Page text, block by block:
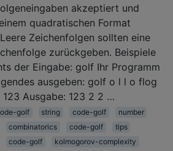
akzeptiert und
quadratischen Format
Zeichenfolgen sollten eine
zurückgeben. Beispiele
der Eingabe: golf Ihr Programm
ausgeben: golf o l l o flog
123 Ausgabe: 123 2 2 …
golf string code-golf
number
combinatorics code-golf
tips
code-golf
kolmogorov-complexity